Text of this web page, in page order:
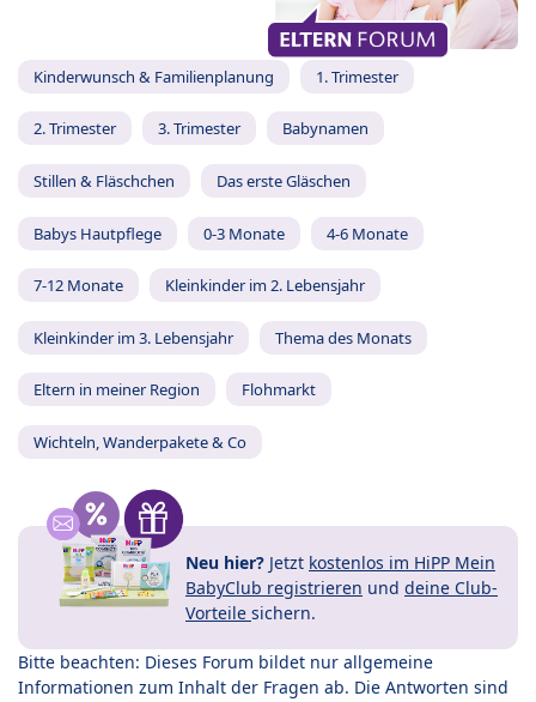
Kinderwunsch & Familienplanung 1. Trimester
2. Trimester 3. Trimester Babynamen
Stillen & Fläschchen Das erste Gläschen
Babys Hautpflege 0-3 Monate 4-6 Monate
7-12 Monate Kleinkinder im 2. Lebensjahr
Kleinkinder im 3. Lebensjahr Thema des Monats
Eltern in meiner Region Flohmarkt
Wichteln, Wanderpakete & Co
Neu hier? Jetzt kostenlos im HiPP Mein
BabyClub registrieren und deine Club-
Vorteile sichern.
Bitte beachten: Dieses Forum bildet nur allgemeine
Informationen zum Inhalt der Fragen ab. Die Antworten sind